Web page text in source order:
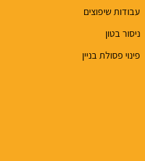
עבודות שיפוצים
ניסור בטון
פינוי פסולת בניין